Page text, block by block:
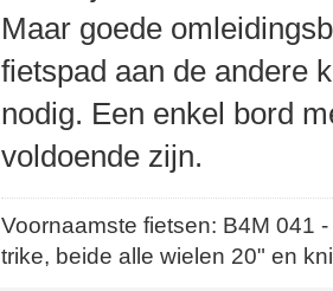
Maar goede
fietspad aan de andere
nodig. Een enkel bord
voldoende zijn.
Voornaamste fietsen: B4M
trike, beide alle wielen 20" en